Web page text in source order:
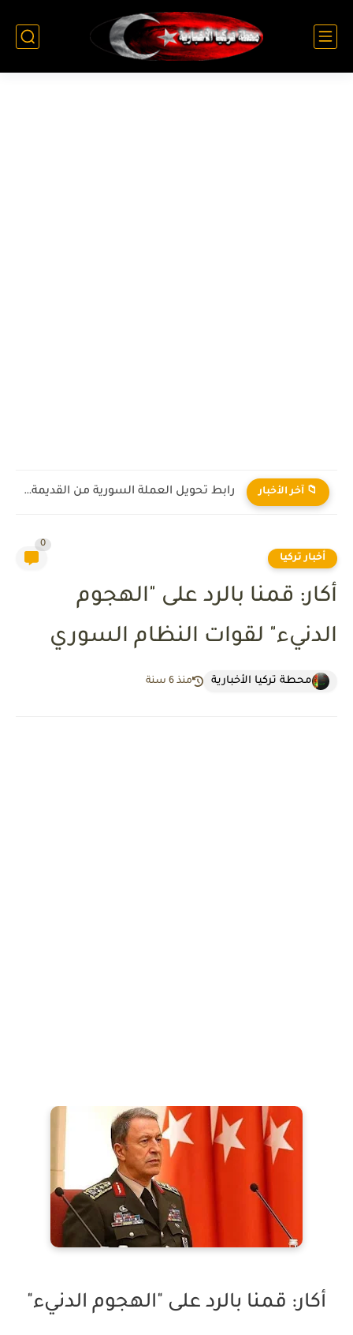
📁 آخر الأخبار رابط تحويل العملة السورية من القديمة إلى الجديدة 2026
أخبار تركيا
0
أكار: قمنا بالرد على "الهجوم
الدنيء" لقوات النظام السوري
محطة تركيا الأخبارية منذ 6 سنة
أكار: قمنا بالرد على "الهجوم الدنيء"